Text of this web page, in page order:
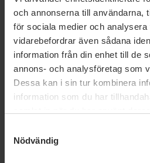
och annonserna till användarna,
för sociala medier och
vidarebefordrar även sådana
information från din enhet till de
annons- och analysföretag som
Dessa kan i sin tur kombinera
information som du har
Nödvändig
Uppsala
David Ling Erik Wahlström
Källström
Joachim Höggren
Eskilsson
Saga Karlsson